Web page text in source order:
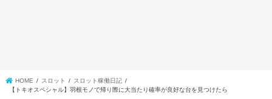
HOME スロット
スロット稼働日記
【トキオスペシャル】羽根モノで帰り際に大当たり確率が良好な台を見つけたら